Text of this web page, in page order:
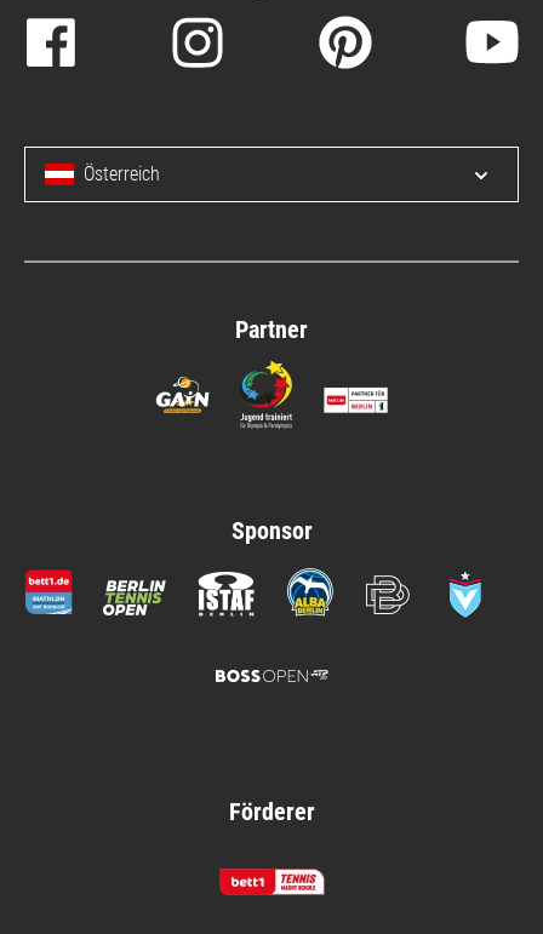
Österreich
Partner
Sponsor
Förderer